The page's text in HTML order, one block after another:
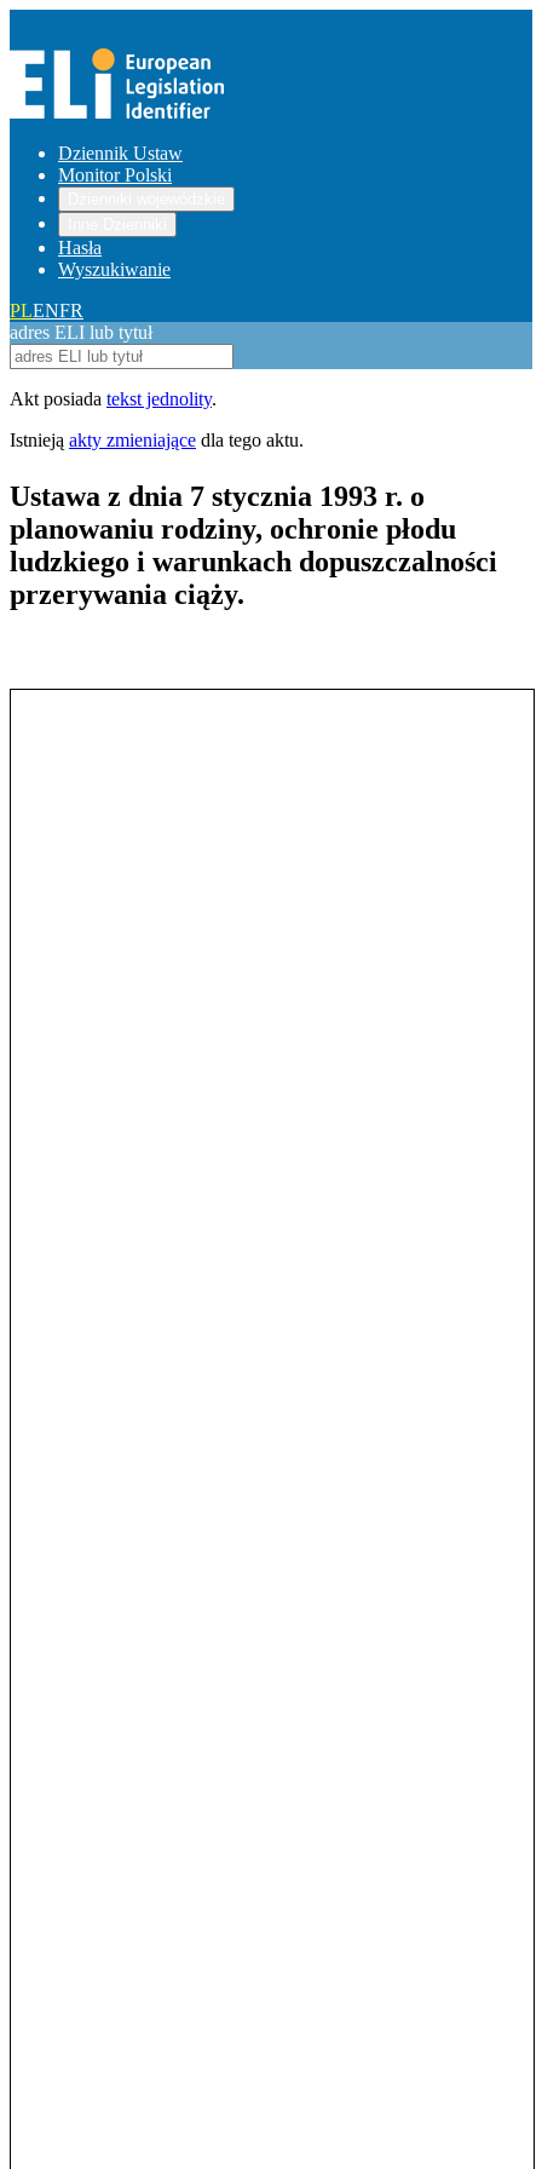
Dziennik Ustaw
Monitor Polski
Hasła
Wyszukiwanie
PLENFR
adres ELI lub tytuł
Akt posiada tekst jednolity.
Istnieją akty zmieniające dla tego aktu.
Ustawa z dnia 7 stycznia 1993 r. o
planowaniu rodziny, ochronie płodu
ludzkiego i warunkach dopuszczalności
przerywania ciąży.